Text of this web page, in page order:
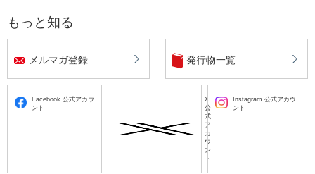
もっと知る
メルマガ登録 発行物一覧
Facebook 公式アカウ
ント
X
公
式
ア
カ
ウ
ン
ト
Instagram 公式アカウ
ント